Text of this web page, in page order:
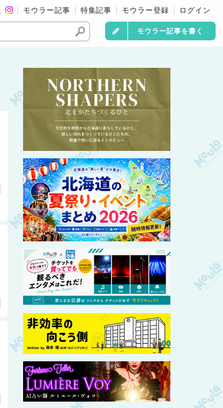
モウラー記事 特集記事 モウラー登録 ログイン
モウラー記事を書く